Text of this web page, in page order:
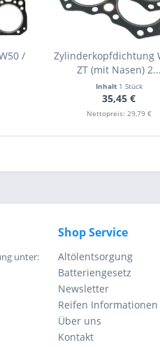
/
Zylinderkopfdichtung
ZT (mit Nasen) 2...
Inhalt 1 Stück
35,45 €
Nettopreis: 29,79 €
unter:
Shop Service
Altölentsorgung
Batteriengesetz
Newsletter
Reifen Informationen
Über uns
Kontakt